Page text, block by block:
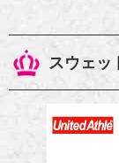
スウェッ